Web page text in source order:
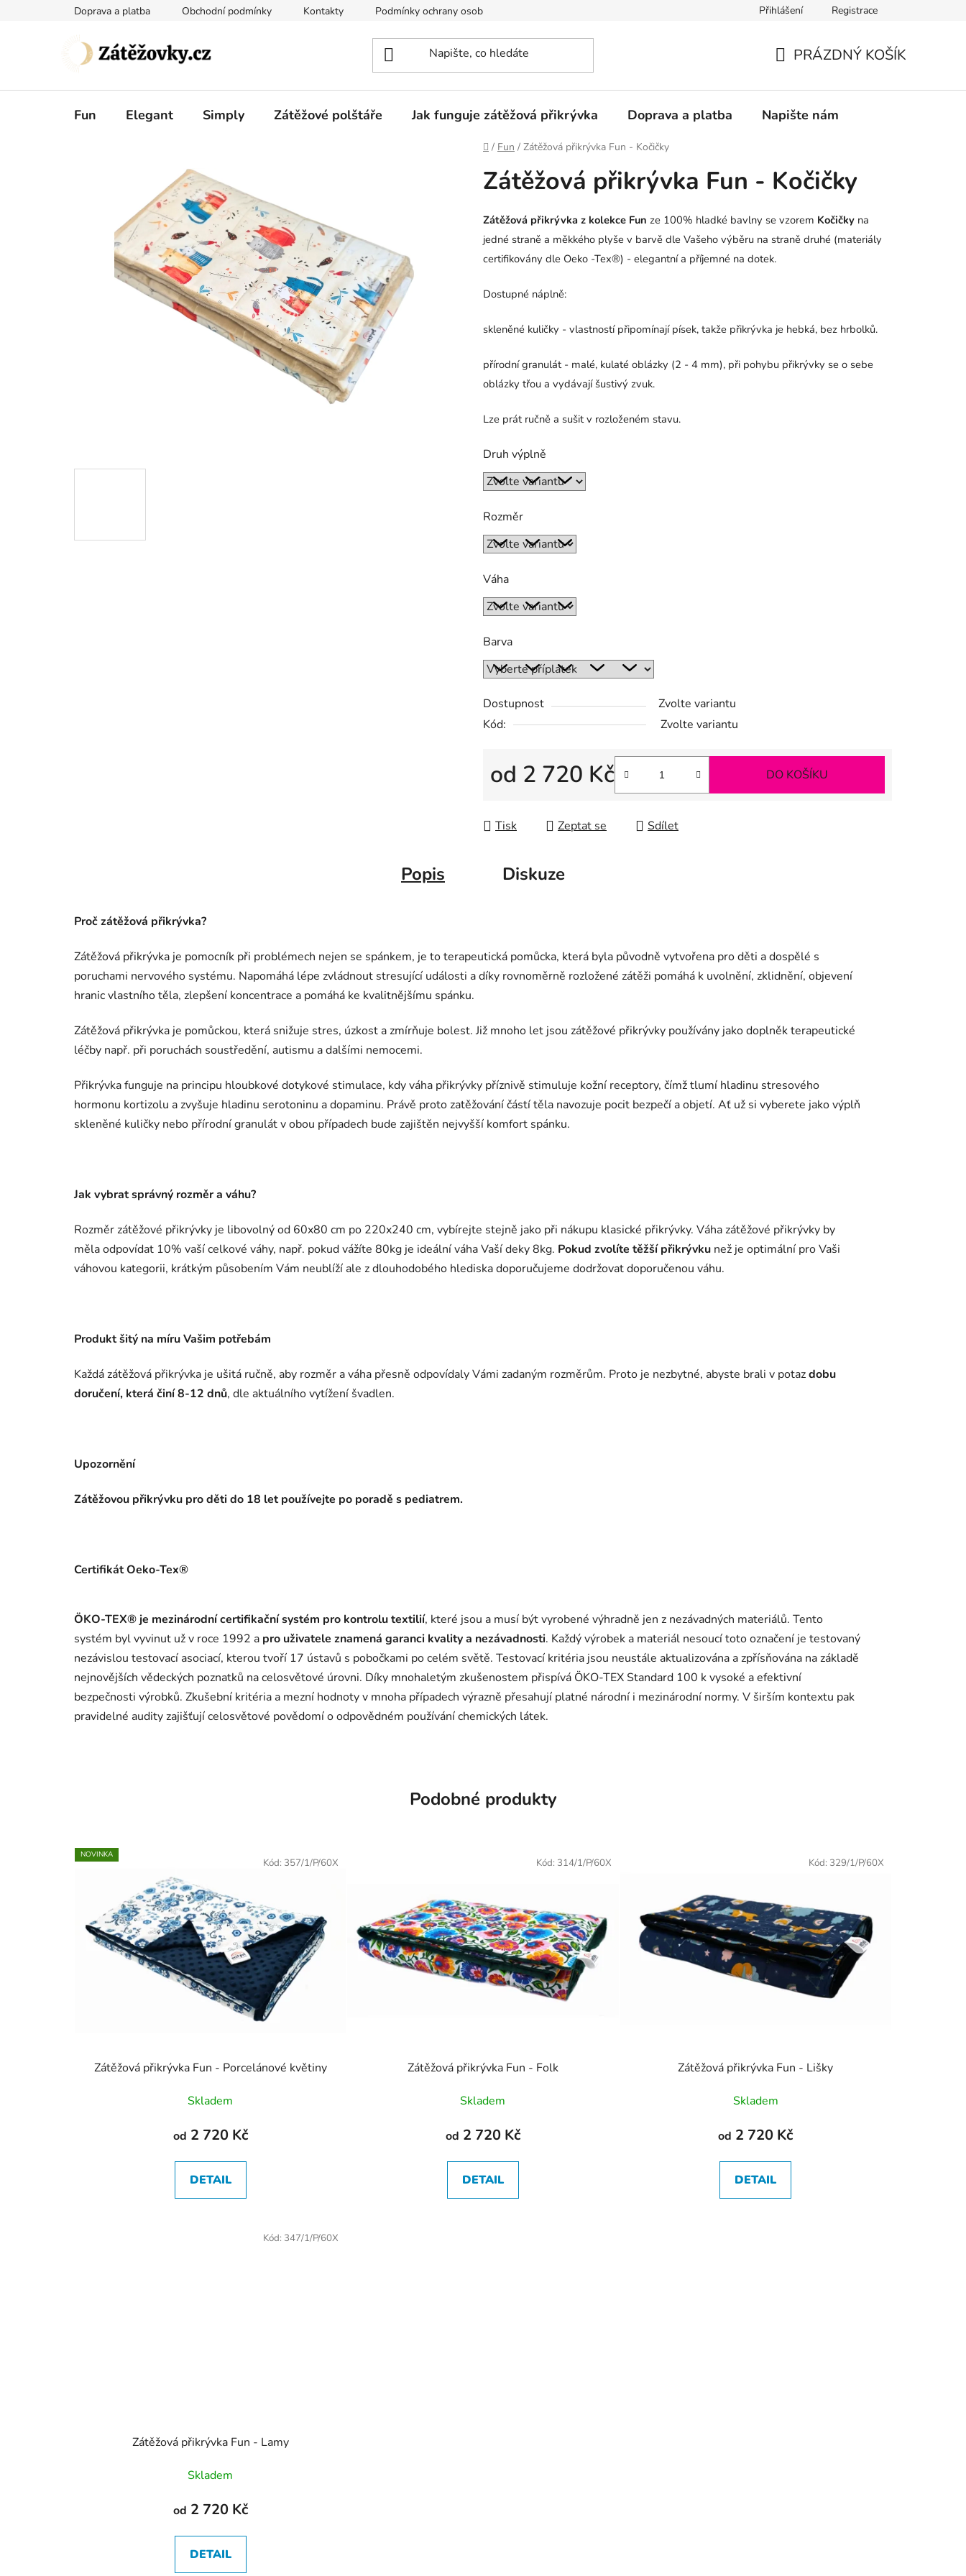
Doprava a platba Obchodní podmínky Kontakty Podmínky ochrany osobních údajů Přihlášení Registrace
KOŠÍK
PRÁZDNÝ KOŠÍK
Fun Elegant Simply Zátěžové polštáře Jak funguje zátěžová přikrývka Doprava a platba Napište nám
Domů
/ Fun / Zátěžová přikrývka Fun - Kočičky
Zátěžová přikrývka Fun - Kočičky
Zátěžová přikrývka z kolekce Fun ze 100% hladké bavlny se vzorem Kočičky na
jedné straně a měkkého plyše v barvě dle Vašeho výběru na straně druhé (materiály
certifikovány dle Oeko -Tex®) - elegantní a příjemné na dotek.
Dostupné náplně:
skleněné kuličky - vlastností připomínají písek, takže přikrývka je hebká, bez hrbolků.
přírodní granulát - malé, kulaté oblázky (2 - 4 mm), při pohybu přikrývky se o sebe
oblázky třou a vydávají šustivý zvuk.
Lze prát ručně a sušit v rozloženém stavu.
Druh výplně
Rozměr
Váha
Barva
Dostupnost
Zvolte variantu
Kód:
Zvolte variantu
od 2 720 Kč DO KOŠÍKU
Tisk Zeptat se Sdílet
Popis Diskuze
Proč zátěžová přikrývka?
Zátěžová přikrývka je pomocník při problémech nejen se spánkem, je to terapeutická pomůcka, která byla původně vytvořena pro děti a dospělé s
poruchami nervového systému. Napomáhá lépe zvládnout stresující události a díky rovnoměrně rozložené zátěži pomáhá k uvolnění, zklidnění, objevení
hranic vlastního těla, zlepšení koncentrace a pomáhá ke kvalitnějšímu spánku.
Zátěžová přikrývka je pomůckou, která snižuje stres, úzkost a zmírňuje bolest. Již mnoho let jsou zátěžové přikrývky používány jako doplněk terapeutické
léčby např. při poruchách soustředění, autismu a dalšími nemocemi.
Přikrývka funguje na principu hloubkové dotykové stimulace, kdy váha přikrývky příznivě stimuluje kožní receptory, čímž tlumí hladinu stresového
hormonu kortizolu a zvyšuje hladinu serotoninu a dopaminu. Právě proto zatěžování částí těla navozuje pocit bezpečí a objetí. Ať už si vyberete jako výplň
skleněné kuličky nebo přírodní granulát v obou případech bude zajištěn nejvyšší komfort spánku.
Jak vybrat správný rozměr a váhu?
Rozměr zátěžové přikrývky je libovolný od 60x80 cm po 220x240 cm, vybírejte stejně jako při nákupu klasické přikrývky. Váha zátěžové přikrývky by
měla odpovídat 10% vaší celkové váhy, např. pokud vážíte 80kg je ideální váha Vaší deky 8kg. Pokud zvolíte těžší přikrývku než je optimální pro Vaši
váhovou kategorii, krátkým působením Vám neublíží ale z dlouhodobého hlediska doporučujeme dodržovat doporučenou váhu.
Produkt šitý na míru Vašim potřebám
Každá zátěžová přikrývka je ušitá ručně, aby rozměr a váha přesně odpovídaly Vámi zadaným rozměrům. Proto je nezbytné, abyste brali v potazdobu
doručení, která činí 8-12 dnů, dle aktuálního vytížení švadlen.
Upozornění
Zátěžovou přikrývku pro děti do 18 let používejte po poradě s pediatrem.
Certifikát Oeko-Tex®
ÖKO-TEX® je mezinárodní certifikační systém pro kontrolu textilií, které jsou a musí být vyrobené výhradně jen z nezávadných materiálů. Tento
systém byl vyvinut už v roce 1992 a pro uživatele znamená garanci kvality a nezávadnosti. Každý výrobek a materiál nesoucí toto označení je testovaný
nezávislou testovací asociací, kterou tvoří 17 ústavů s pobočkami po celém světě. Testovací kritéria jsou neustále aktualizována a zpřísňována na základě
nejnovějších vědeckých poznatků na celosvětové úrovni. Díky mnohaletým zkušenostem přispívá ÖKO-TEX Standard 100 k vysoké a efektivní
bezpečnosti výrobků. Zkušební kritéria a mezní hodnoty v mnoha případech výrazně přesahují platné národní i mezinárodní normy. V širším kontextu pak
pravidelné audity zajišťují celosvětové povědomí o odpovědném používání chemických látek.
Podobné produkty
NOVINKA
Zátěžová přikrývka Fun - Porcelánové květiny
Skladem
od 2 720 Kč
DETAIL
Kód: 357/1/P/60X
Zátěžová přikrývka Fun - Folk
Skladem
od 2 720 Kč
DETAIL
Kód: 314/1/P/60X
Zátěžová přikrývka Fun - Lišky
Skladem
od 2 720 Kč
DETAIL
Kód: 329/1/P/60X
Zátěžová přikrývka Fun - Lamy
Skladem
od 2 720 Kč
DETAIL
Kód: 347/1/P/60X